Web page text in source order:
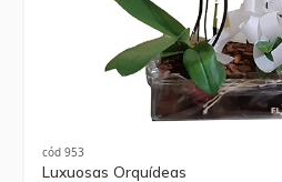
cód 953
Luxuosas Orquídeas